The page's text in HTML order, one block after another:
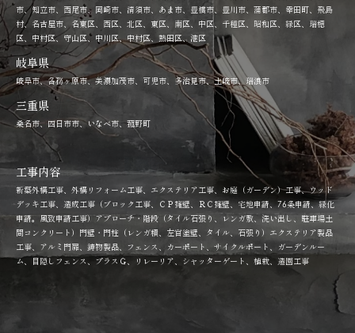
市、知立市、西尾市、岡崎市、清須市、あま市、豊橋市、豊川市、蒲郡市、幸田町、飛島
村、名古屋市、名東区、西区、北区、東区、南区、中区、千種区、昭和区、緑区、瑞穂
区、中村区、守山区、中川区、中村区、熱田区、港区
岐阜県
岐阜市、各務ヶ原市、美濃加茂市、可児市、多治見市、土岐市、瑞浪市
三重県
桑名市、四日市市、いなべ市、菰野町
工事内容
新築外構工事、外構リフォーム工事、エクステリア工事、お庭（ガーデン）工事、ウッド
デッキ工事、造成工事（ブロック工事、ＣＰ擁壁、ＲＣ擁壁、宅地申請、76条申請、緑化
申請。風致申請工事）アプローチ・階段（タイル石張り、レンガ敷、洗い出し、駐車場土
間コンクリート）門壁・門柱（レンガ積、左官塗壁、タイル、石張り）エクステリア製品
工事、アルミ門扉、鋳物製品、フェンス、カーポート、サイクルポート、ガーデンルー
ム、目隠しフェンス、プラスＧ、リレーリア、シャッターゲート、植栽、造園工事